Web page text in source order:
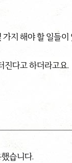
지 해야 할 일들이
진다고 하더라고요.
습니다.